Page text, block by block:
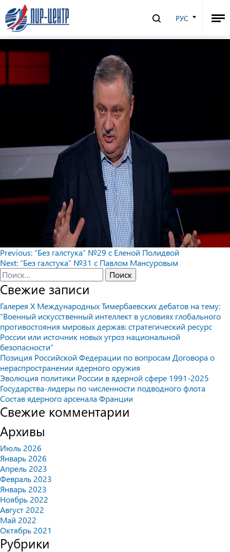
РУС
“Без галстука” №30 с Дмитрием
Евстафьевым
Навигация
по
записям
Previous: “Без галстука” №29 с Еленой Полидвой
Next: “Без галстука” №31 с Павлом Мансуровым
Найти:
Свежие записи
Галерея X Международных Тимербаевских дебатов на тему:
“Военный искусственный интеллект в условиях глобального
противостояния мировых держав: стратегический ресурс
России или источник новых угроз национальной
безопасности”
Позиция Российской Федерации по вопросам Договора о
нераспространении ядерного оружия
Эволюция политики России в ядерной сфере 1991-2025
Государства-лидеры по численности подводного флота
Состав ядерного арсенала Франции
Свежие комментарии
Архивы
Июль 2026
Январь 2026
Апрель 2023
Февраль 2023
Январь 2023
Ноябрь 2022
Август 2022
Май 2022
Октябрь 2021
Рубрики